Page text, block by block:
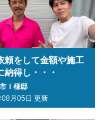
頼をして金額や施工
納得し・・・
Ｉ様邸
月05日 更新